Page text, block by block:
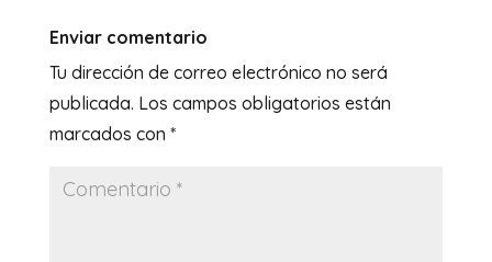
Enviar comentario
Tu dirección de correo electrónico no será
publicada. Los campos obligatorios están
marcados con *